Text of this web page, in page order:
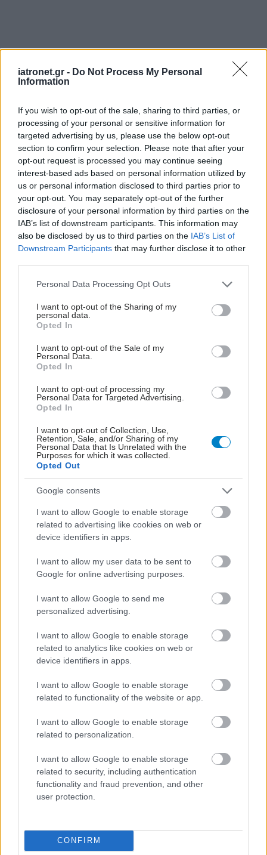
iatronet.gr - Do Not Process My Personal
Information
If you wish to opt-out of the sale, sharing to third parties, or
processing of your personal or sensitive information for
targeted advertising by us, please use the below opt-out
section to confirm your selection. Please note that after your
opt-out request is processed you may continue seeing
interest-based ads based on personal information utilized by
us or personal information disclosed to third parties prior to
your opt-out. You may separately opt-out of the further
disclosure of your personal information by third parties on the
IAB’s list of downstream participants. This information may
also be disclosed by us to third parties on the IAB’s List of
Downstream Participants that may further disclose it to other
Please note that this website/app uses one or more Google
not limited to your visit or usage behaviour. You may click to
grant or deny consent to Google and its third-party tags to
use your data for below specified purposes in below Google
consent section.
Personal Data Processing Opt Outs
I want to opt-out of the Sharing of my
personal data.
Opted In
I want to opt-out of the Sale of my
Personal Data.
Opted In
I want to opt-out of processing my
Personal Data for Targeted Advertising.
Opted In
I want to opt-out of Collection, Use,
Retention, Sale, and/or Sharing of my
Personal Data that Is Unrelated with the
Purposes for which it was collected.
Opted Out
Google consents
I want to allow Google to enable storage
related to advertising like cookies on web or
device identifiers in apps.
I want to allow my user data to be sent to
Google for online advertising purposes.
I want to allow Google to send me
personalized advertising.
I want to allow Google to enable storage
related to analytics like cookies on web or
device identifiers in apps.
I want to allow Google to enable storage
related to functionality of the website or app.
I want to allow Google to enable storage
related to personalization.
I want to allow Google to enable storage
related to security, including authentication
functionality and fraud prevention, and other
user protection.
CONFIRM
ΜΠΕΙΤΕ ΣΤΗ ΣΥΖΗΤΗΣΗ
Loading...
Προσθήκη Σχολίου